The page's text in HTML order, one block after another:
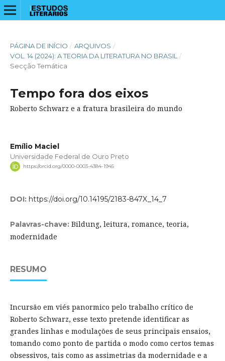
PÁGINA DE INÍCIO / ARQUIVOS /
VOL. 14 (2024): A TEORIA DA LITERATURA NO BRASIL
/
Secção Temática
Tempo fora dos eixos
Roberto Schwarz e a fratura brasileira do mundo
Emílio Maciel
Universidade Federal de Ouro Preto
https://orcid.org/0000-0003-4384-1945
DOI: https://doi.org/10.14195/2183-847X_14_7
Palavras-chave: Bildung, leitura, romance, teoria,
modernidade
RESUMO
Incursão em viés panormico pelo trabalho crítico de
Roberto Schwarz, esse texto pretende identificar as
grandes linhas e modulações de seus principais ensaios,
tomando como ponto de partida o modo como certos temas
obsessivos, tais como as assimetrias da modernidade e a